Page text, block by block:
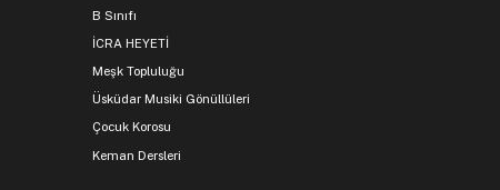
B Sınıfı
İCRA HEYETİ
Meşk Topluluğu
Üsküdar Musiki Gönüllüleri
Çocuk Korosu
Keman Dersleri